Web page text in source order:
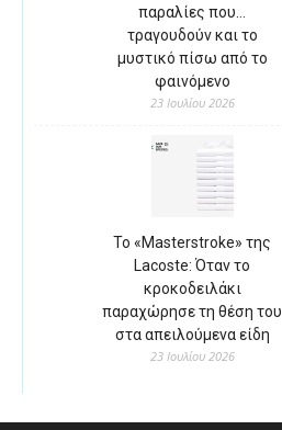
παραλίες που…
τραγουδούν και το
μυστικό πίσω από το
φαινόμενο
23 Ιουλίου 2026
Το «Masterstroke» της
Lacoste: Όταν το
κροκοδειλάκι
παραχώρησε τη θέση του
στα απειλούμενα είδη
23 Ιουλίου 2026